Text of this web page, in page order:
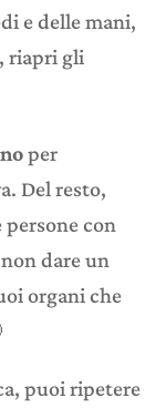
e delle mani,
riapri gli
per
Del resto,
con
dare un
organi che
puoi ripetere